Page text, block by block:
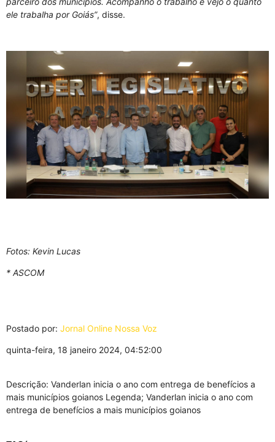
ele trabalha por Goiás”, disse.
Fotos: Kevin Lucas
* ASCOM
Postado por: Jornal Online Nossa Voz
quinta-feira, 18 janeiro 2024, 04:52:00
Descrição: Vanderlan inicia o ano com entrega de benefícios a
mais municípios goianos Legenda; Vanderlan inicia o ano com
entrega de benefícios a mais municípios goianos